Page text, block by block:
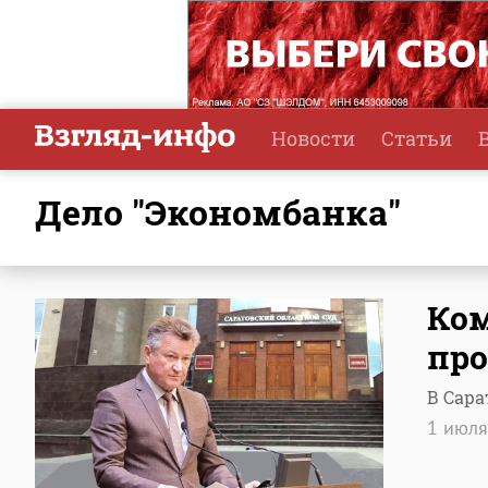
Новости Статьи
дело "Экономбанка"
В
1